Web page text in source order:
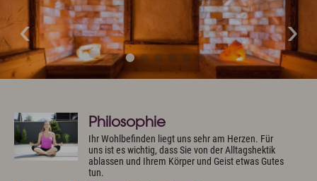
Philosophie
Ihr Wohlbefinden liegt uns sehr am Herzen. Für
uns ist es wichtig, dass Sie von der Alltagshektik
ablassen und Ihrem Körper und Geist etwas Gutes
tun.